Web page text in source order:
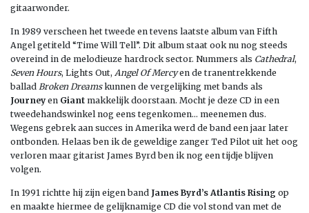
gitaarwonder.
In 1989 verscheen het tweede en tevens laatste album van Fifth
Angel getiteld “Time Will Tell”. Dit album staat ook nu nog steeds
overeind in de melodieuze hardrock sector. Nummers als Cathedral,
Seven Hours, Lights Out, Angel Of Mercyen de tranentrekkende
ballad Broken Dreamskunnen de vergelijking met bands als
Journeyen Giant makkelijk doorstaan. Mocht je deze CD in een
tweedehandswinkel nog eens tegenkomen… meenemen dus.
Wegens gebrek aan succes in Amerika werd de band een jaar later
ontbonden. Helaas ben ik de geweldige zanger Ted Pilot uit het oog
verloren maar gitarist James Byrd ben ik nog een tijdje blijven
volgen.
In 1991 richtte hij zijn eigen band James Byrd’s Atlantis Rising op
en maakte hiermee de gelijknamige CD die vol stond van met de